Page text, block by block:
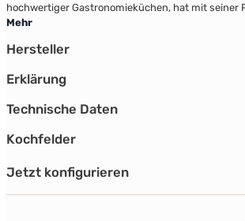
hochwertiger Gastronomieküchen, hat mit seiner
Mehr
Hersteller
Erklärung
Technische Daten
Kochfelder
Jetzt konfigurieren